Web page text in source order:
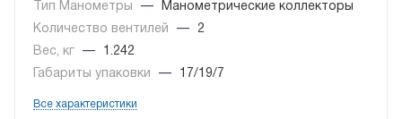
Тип Манометры
—
Манометрические коллекторы
Количество вентилей
—
2
Вес, кг
—
1.242
Габариты упаковки
— 17/19/7
Все характеристики